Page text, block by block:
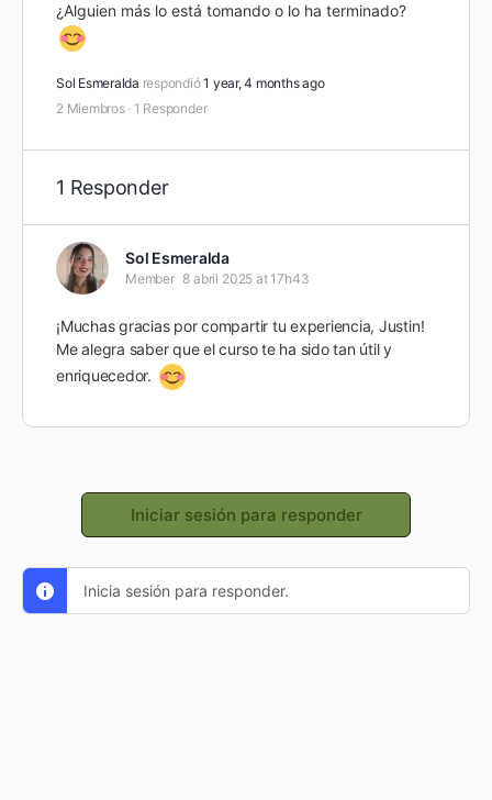
¿Alguien más lo está tomando o lo ha terminado?
Sol Esmeralda respondió1 year, 4 months ago
2 Miembros · 1 Responder
1 Responder
Sol Esmeralda
Member 8 abril 2025 at 17h43
¡Muchas gracias por compartir tu experiencia, Justin!
Me alegra saber que el curso te ha sido tan útil y
enriquecedor.
Iniciar sesión para responder
Inicia sesión para responder.